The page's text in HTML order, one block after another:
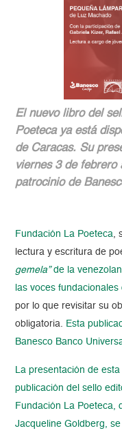
El nuevo libro del
Poeteca ya está
de Caracas. Su
viernes 3 de febrero
patrocinio de
Fundación La Poeteca,
lectura y escritura de
gemela”de la
las voces
por lo que revisitar su
obligatoria. Esta
Banesco Banco
La presentación de
publicación del sello
Fundación La Poeteca,
Jacqueline Goldberg, se